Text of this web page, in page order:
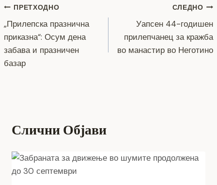
b
o
o
k
g
er
p
p
n
k
Навигација
на
напис
ПРЕТХОДНО
„Прилепска празнична
приказна“: Осум дена
забава и празничен
базар
СЛЕДНО
Уапсен 44-годишен
прилепчанец за кражба
во манастир во Неготино
Слични Објави